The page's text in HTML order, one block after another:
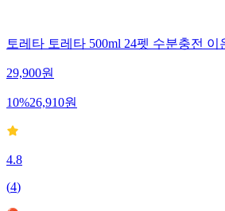
토레타 토레타 500ml 24펫 수분충전 이
29,900원
10%26,910원
4.8
(4)